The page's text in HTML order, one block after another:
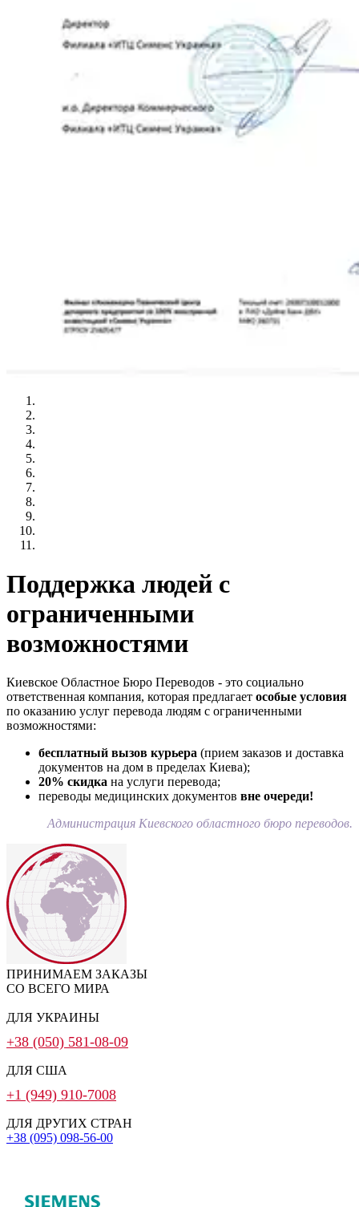
Поддержка людей с
ограниченными
возможностями
Киевское Областное Бюро Переводов - это социально
ответственная компания, которая предлагает особые условия
по оказанию услуг перевода людям с ограниченными
возможностями:
бесплатный вызов курьера (прием заказов и доставка
документов на дом в пределах Киева);
20% скидка на услуги перевода;
переводы медицинских документов вне очереди!
Администрация Киевского областного бюро переводов.
ПРИНИМАЕМ ЗАКАЗЫ
СО ВСЕГО МИРА
ДЛЯ УКРАИНЫ
+38 (050) 581-08-09
ДЛЯ США
+1 (949) 910-7008
ДЛЯ ДРУГИХ СТРАН
+38 (095) 098-56-00